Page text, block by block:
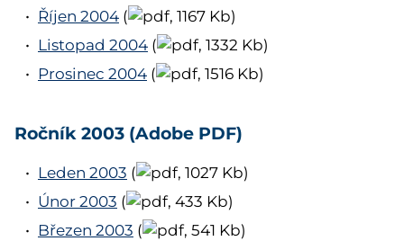
Říjen 2004(
, 1167 Kb)
Listopad 2004(
, 1332 Kb)
Prosinec 2004( , 1516 Kb)
Ročník 2003 (Adobe PDF)
Leden 2003 (
, 1027 Kb)
Únor 2003 (
, 433 Kb)
Březen 2003 (
, 541 Kb)